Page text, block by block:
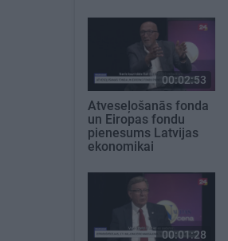
00:02:53
Atveseļošanās fonda
un Eiropas fondu
pienesums Latvijas
ekonomikai
00:01:28